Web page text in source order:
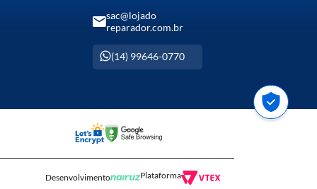
sac@lojado
reparador.com.br
(14) 99646-0770
Desenvolvimento Plataforma